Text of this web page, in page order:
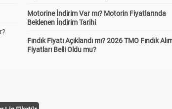
Motorine İndirim Var mı? Motorin Fiyatlarında
Beklenen İndirim Tarihi
Fındık Fiyatı Açıklandı mı? 2026 TMO Fındık
Fiyatları Belli Oldu mu?